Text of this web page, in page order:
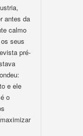
antes da
calmo
seus
pré-
e ele
o